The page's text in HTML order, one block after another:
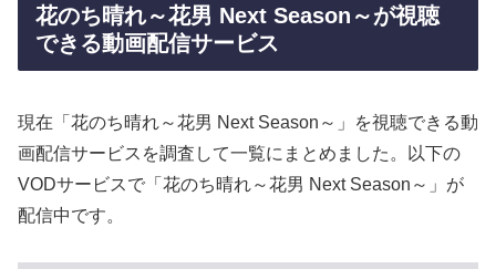
花のち晴れ～花男 Next Season～が視聴
できる動画配信サービス
現在「花のち晴れ～花男 Next Season～」を視聴できる動
画配信サービスを調査して一覧にまとめました。以下の
VODサービスで「花のち晴れ～花男 Next Season～」が
配信中です。